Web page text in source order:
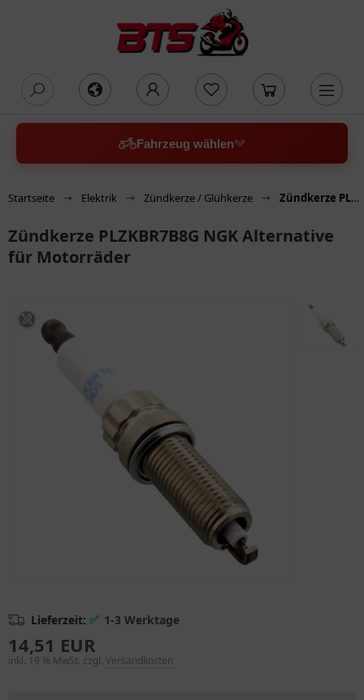
Fahrzeug wählen
Startseite Elektrik Zündkerze / Glühkerze Zündkerze PLZKBR7B8G NGK Alternative für Motorräder
Zündkerze PLZKBR7B8G NGK Alternative
für Motorräder
Lieferzeit: ✅ 1-3 Werktage
14,51 EUR
inkl. 19 % MwSt. zzgl. Versandkosten